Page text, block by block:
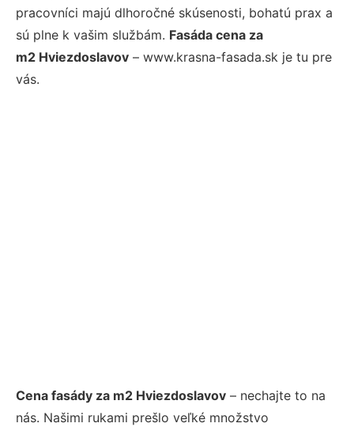
pracovníci majú dlhoročné skúsenosti, bohatú prax a
sú plne k vašim službám. Fasáda cena za
m2 Hviezdoslavov – www.krasna-fasada.sk je tu pre
vás.
Cena fasády za m2 Hviezdoslavov – nechajte to na
nás. Našimi rukami prešlo veľké množstvo